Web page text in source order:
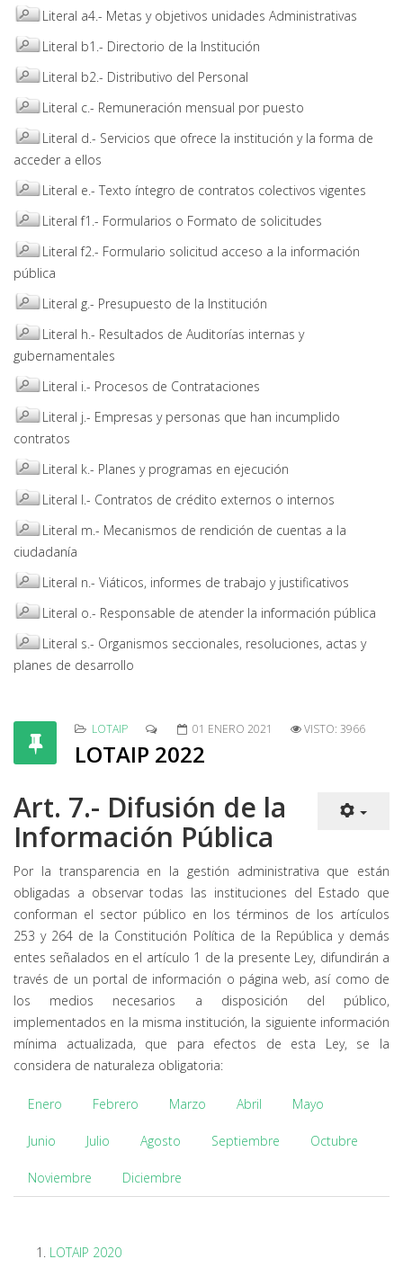
Literal a4.- Metas y objetivos unidades Administrativas
Literal b1.- Directorio de la Institución
Literal b2.- Distributivo del Personal
Literal c.- Remuneración mensual por puesto
Literal d.- Servicios que ofrece la institución y la forma de
acceder a ellos
Literal e.- Texto íntegro de contratos colectivos vigentes
Literal f1.- Formularios o Formato de solicitudes
Literal f2.- Formulario solicitud acceso a la información
pública
Literal g.- Presupuesto de la Institución
Literal h.- Resultados de Auditorías internas y
gubernamentales
Literal i.- Procesos de Contrataciones
Literal j.- Empresas y personas que han incumplido
contratos
Literal k.- Planes y programas en ejecución
Literal l.- Contratos de crédito externos o internos
Literal m.- Mecanismos de rendición de cuentas a la
ciudadanía
Literal n.- Viáticos, informes de trabajo y justificativos
Literal o.- Responsable de atender la información pública
Literal s.- Organismos seccionales, resoluciones, actas y
planes de desarrollo
LOTAIP 01 ENERO 2021 VISTO: 3966
LOTAIP 2022
Art. 7.- Difusión de la
Información Pública
Por la transparencia en la gestión administrativa que están
obligadas a observar todas las instituciones del Estado que
conforman el sector público en los términos de los artículos
253 y 264 de la Constitución Política de la República y demás
entes señalados en el artículo 1 de la presente Ley, difundirán a
través de un portal de información o página web, así como de
los medios necesarios a disposición del público,
implementados en la misma institución, la siguiente información
mínima actualizada, que para efectos de esta Ley, se la
considera de naturaleza obligatoria:
Enero Febrero Marzo Abril Mayo
Junio Julio Agosto Septiembre Octubre
Noviembre Diciembre
LOTAIP 2020